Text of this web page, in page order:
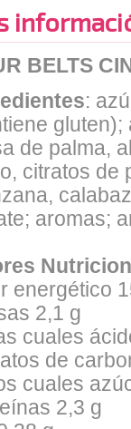
BELTS
:
de palma,
citratos de
aromas;
energético
2,1 g
cuales
de
cuales
2,3 g